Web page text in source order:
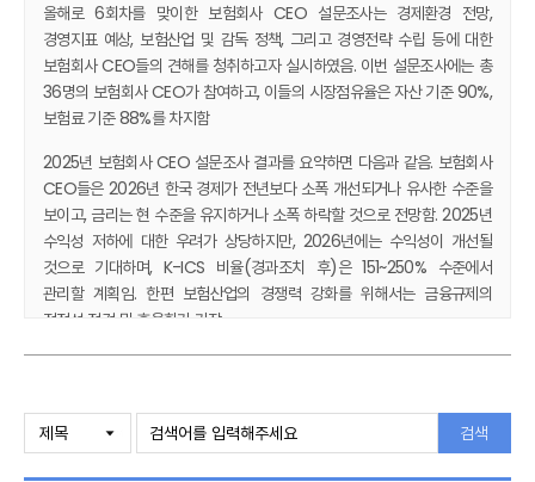
올해로 6회차를 맞이한 보험회사 CEO 설문조사는 경제환경 전망,
경영지표 예상, 보험산업 및 감독 정책, 그리고 경영전략 수립 등에 대한
보험회사 CEO들의 견해를 청취하고자 실시하였음. 이번 설문조사에는 총
36명의 보험회사 CEO가 참여하고, 이들의 시장점유율은 자산 기준 90%,
보험료 기준 88%를 차지함
2025년 보험회사 CEO 설문조사 결과를 요약하면 다음과 같음. 보험회사
CEO들은 2026년 한국 경제가 전년보다 소폭 개선되거나 유사한 수준을
보이고, 금리는 현 수준을 유지하거나 소폭 하락할 것으로 전망함. 2025년
수익성 저하에 대한 우려가 상당하지만, 2026년에는 수익성이 개선될
것으로 기대하며, K-ICS 비율(경과조치 후)은 151~250% 수준에서
관리할 계획임. 한편 보험산업의 경쟁력 강화를 위해서는 금융규제의
적정성 점검 및 효율화가 가장
관련 제도개선 중 수수료 관련 규제 개선에 대한 평가가 높았으며,
추가적으로 판매자의 전문성 강화와 소비자의 이해도 제고가 필요하다고
검색